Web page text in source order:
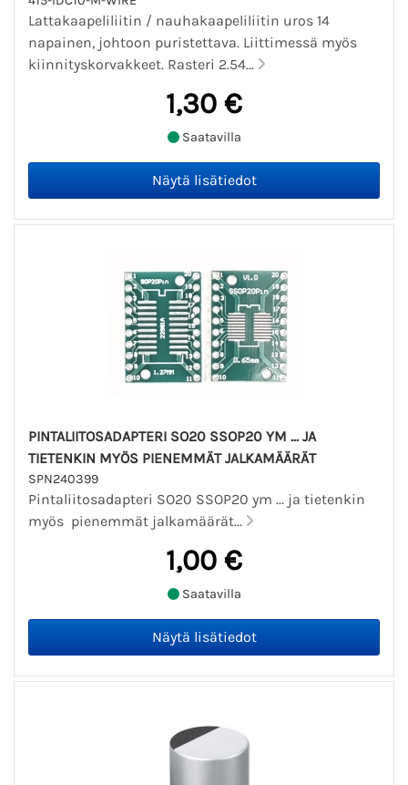
Lattakaapeliliitin / nauhakaapeliliitin uros 14
napainen, johtoon puristettava. Liittimessä myös
kiinnityskorvakkeet. Rasteri 2.54...
1,30 €
Saatavilla
PINTALIITOSADAPTERI SO20 SSOP20 YM ... JA
TIETENKIN MYÖS PIENEMMÄT JALKAMÄÄRÄT
SPN240399
Pintaliitosadapteri SO20 SSOP20 ym ... ja tietenkin
myös pienemmät jalkamäärät...
1,00 €
Saatavilla